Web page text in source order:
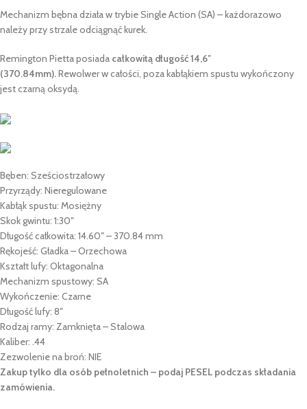
Mechanizm bębna działa w trybie Single Action (SA) – każdorazowo
należy przy strzale odciągnąć kurek.
Remington Pietta posiada całkowitą długość 14,6″
(370.84mm).Rewolwer w całości, poza kabłąkiem spustu wykończony
jest czarną oksydą.
Bęben: Sześciostrzałowy
Przyrządy: Nieregulowane
Kabłąk spustu: Mosiężny
Skok gwintu: 1:30″
Długość całkowita: 14.60″ – 370.84 mm
Rękojeść: Gładka – Orzechowa
Kształt lufy: Oktagonalna
Mechanizm spustowy: SA
Wykończenie: Czarne
Długość lufy: 8″
Rodzaj ramy: Zamknięta – Stalowa
Kaliber: .44
Zezwolenie na broń: NIE
Zakup tylko dla osób pełnoletnich – podaj PESEL podczas składania
zamówienia.